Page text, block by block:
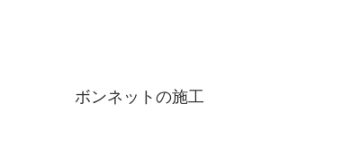
ボンネットの施工